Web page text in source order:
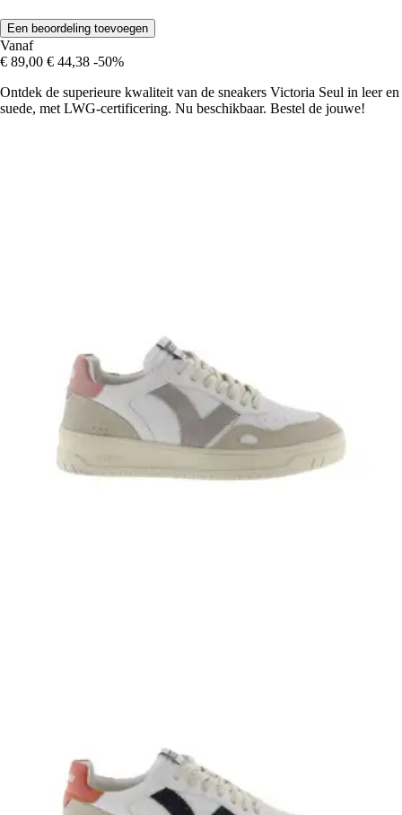
Een beoordeling toevoegen
Vanaf
€ 89,00 € 44,38 -50%
Ontdek de superieure kwaliteit van de sneakers Victoria Seul in leer en
suede, met LWG-certificering. Nu beschikbaar. Bestel de jouwe!